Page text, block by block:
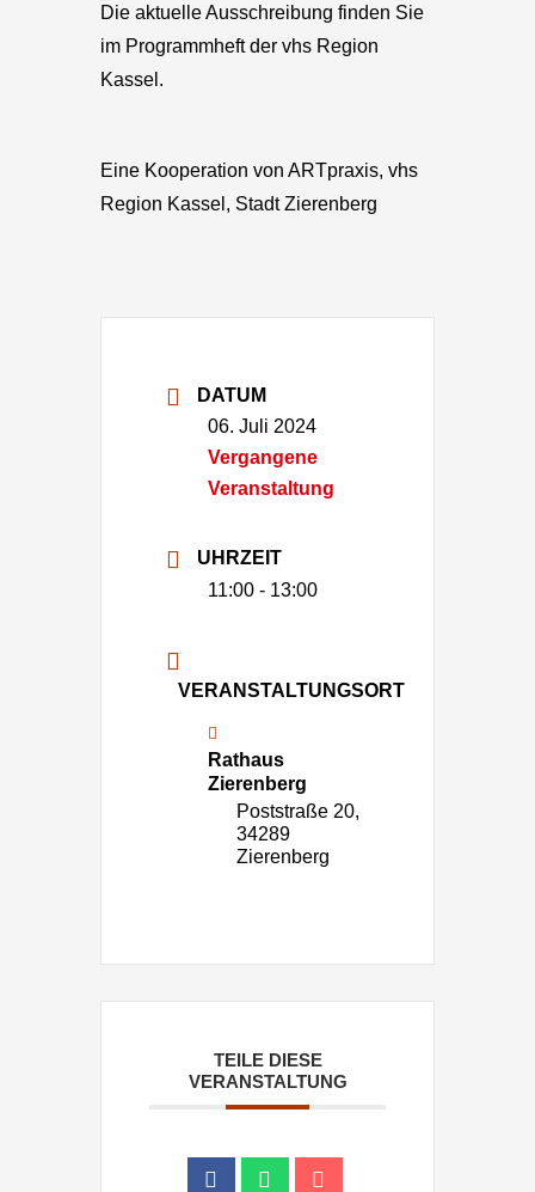
Die aktuelle Ausschreibung finden Sie
im Programmheft der vhs Region
Kassel.
Eine Kooperation von ARTpraxis, vhs
Region Kassel, Stadt Zierenberg
DATUM
06. Juli 2024
Vergangene
Veranstaltung
UHRZEIT
11:00 - 13:00
VERANSTALTUNGSORT
Rathaus
Zierenberg
Poststraße 20,
34289
Zierenberg
TEILE DIESE
VERANSTALTUNG